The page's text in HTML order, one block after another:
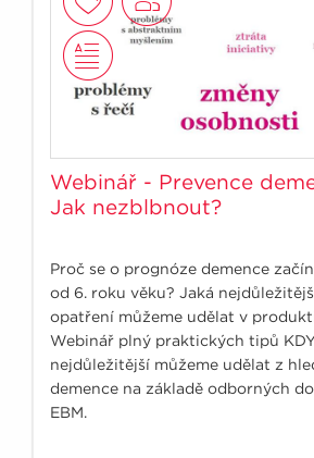
Webinář - Prevence
Jak nezblbnout?
Proč se o prognóze demence
od 6. roku věku? Jaká
opatření můžeme udělat v
Webinář plný praktických tipů
nejdůležitější můžeme udělat z
demence na základě odborných
EBM.